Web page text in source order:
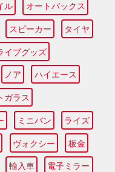
ル オートバックス
スピーカー タイヤ
イブグッズ
ノア ハイエース
ガラス
ミニバン ライズ
ヴォクシー 板金
輸入車 電子ミラー